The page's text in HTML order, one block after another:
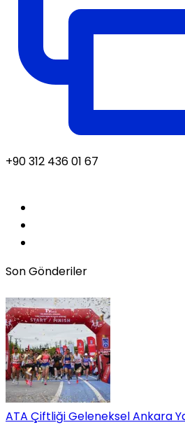
+90 312 436 01 67
Son Gönderiler
ATA Çiftliği Geleneksel Ankara